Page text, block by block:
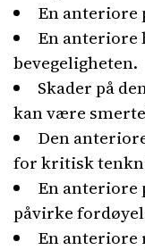
En anteriore
En anteriore
bevegeligheten.
Skader på
kan være
Den
for kritisk
En anteriore
påvirke
En anteriore